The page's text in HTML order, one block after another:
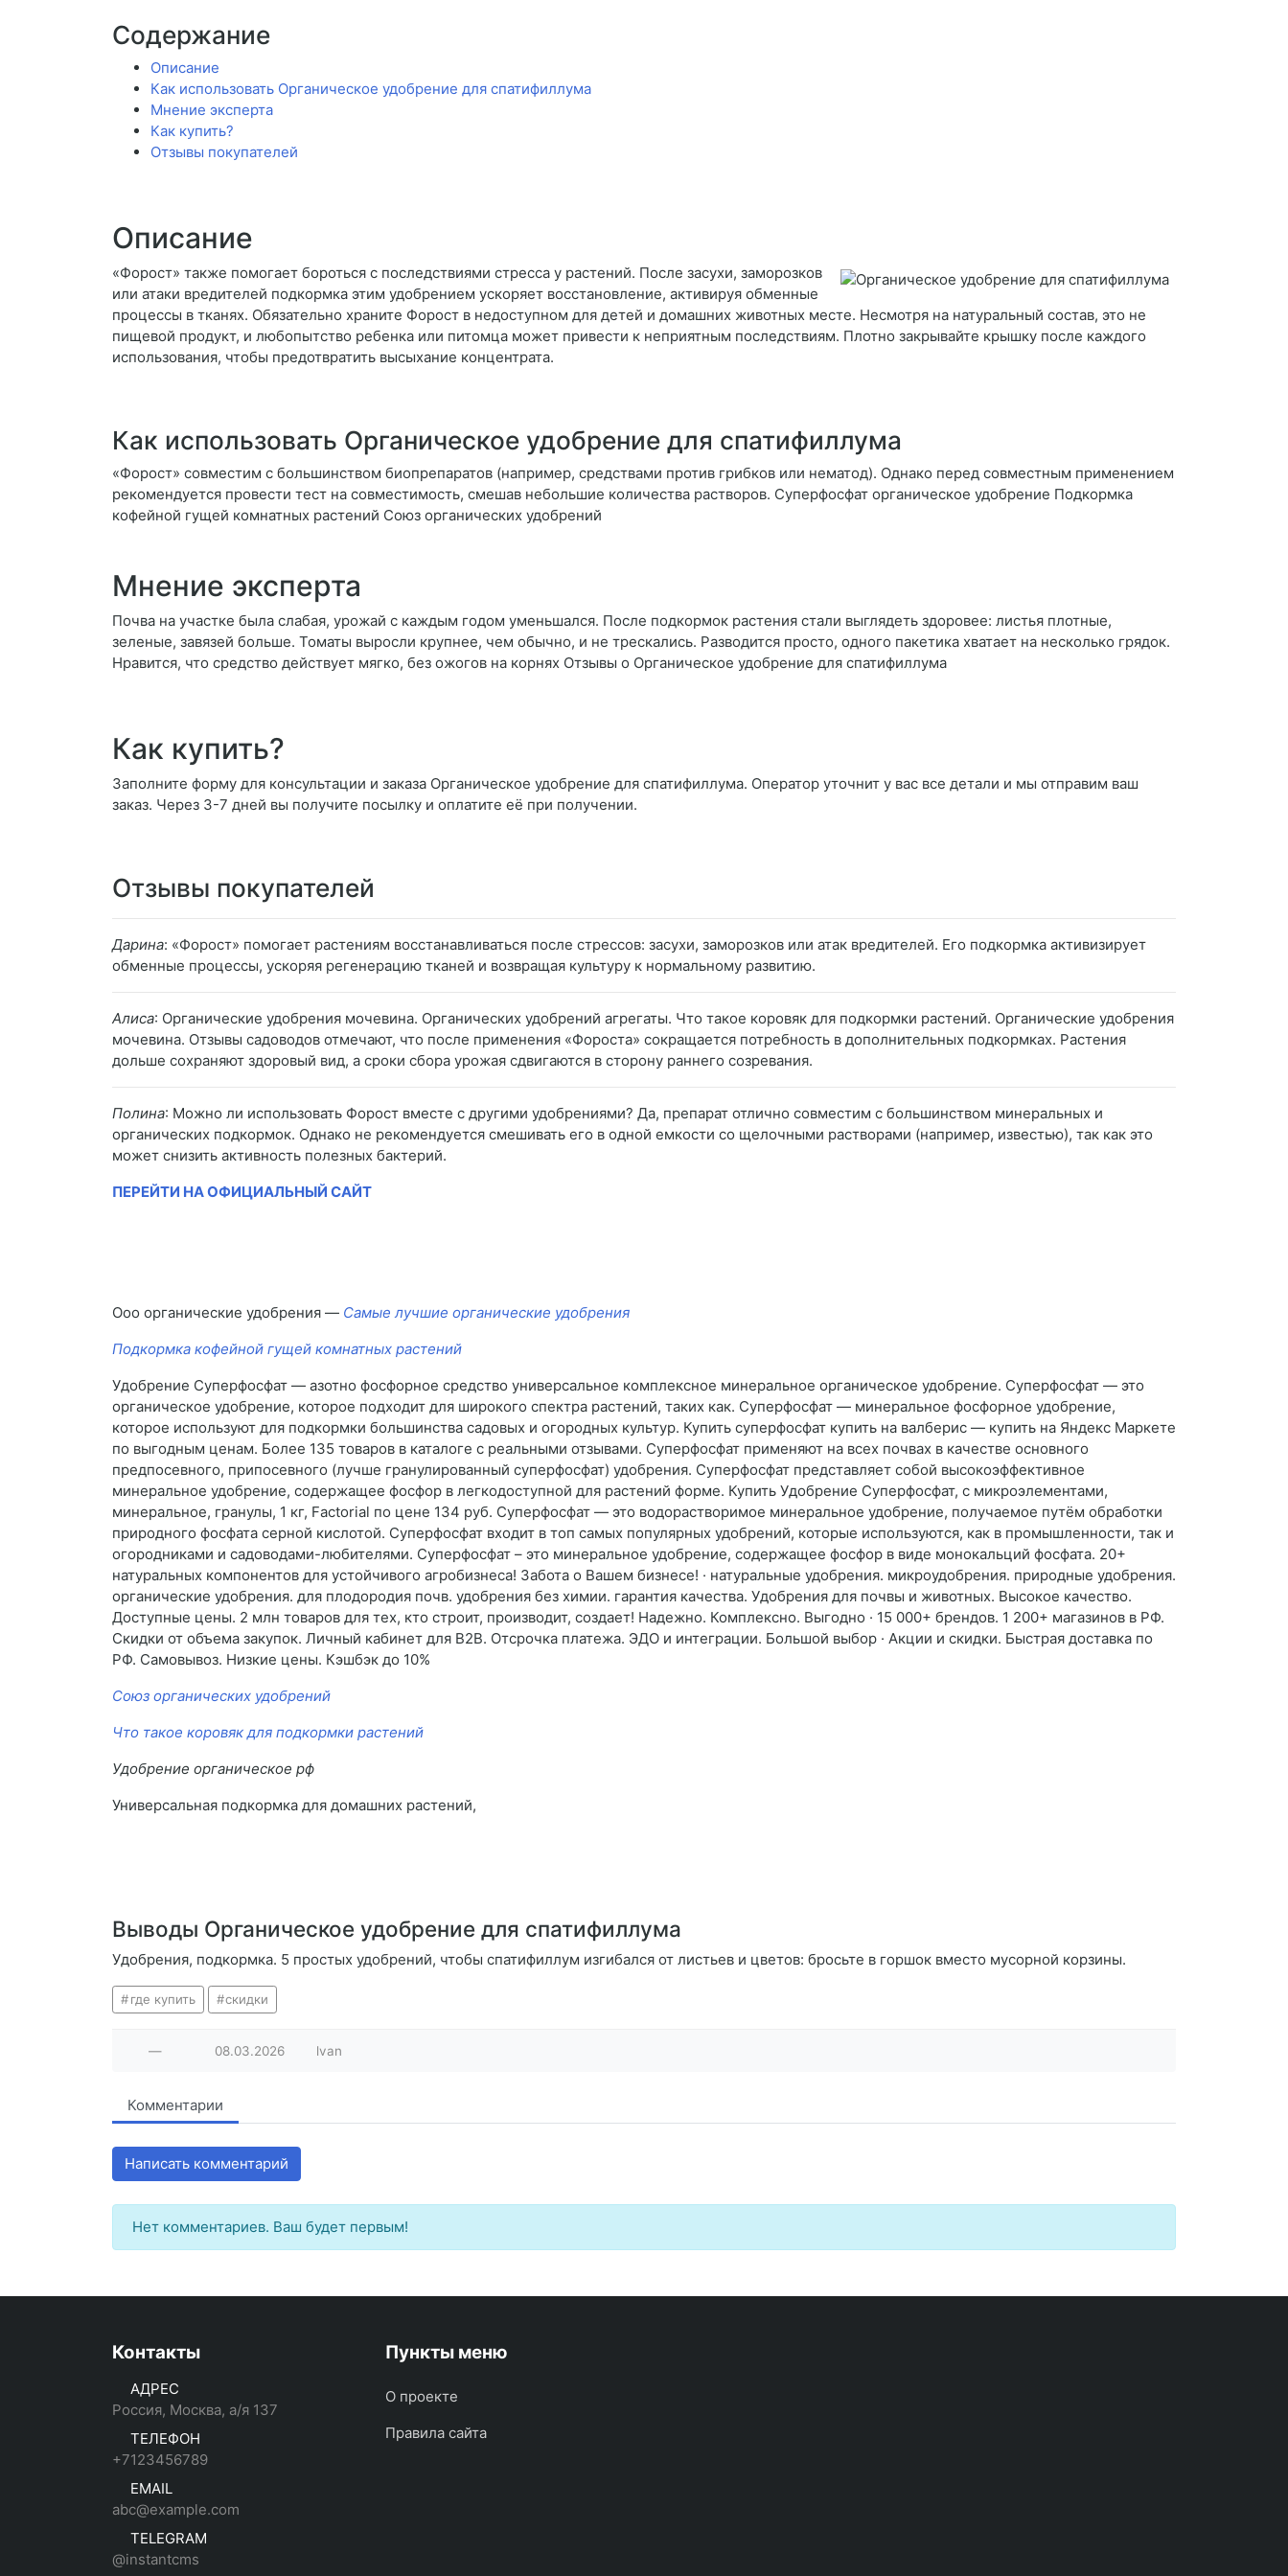
Содержание
Описание
Как использовать Органическое удобрение для спатифиллума
Мнение эксперта
Как купить?
Отзывы покупателей
Описание
«Форост» также помогает бороться с последствиями стресса у растений. После засухи, заморозков
или атаки вредителей подкормка этим удобрением ускоряет восстановление, активируя обменные
процессы в тканях. Обязательно храните Форост в недоступном для детей и домашних животных месте. Несмотря на натуральный состав, это не
пищевой продукт, и любопытство ребенка или питомца может привести к неприятным последствиям. Плотно закрывайте крышку после каждого
использования, чтобы предотвратить высыхание концентрата.
Как использовать Органическое удобрение для спатифиллума
«Форост» совместим с большинством биопрепаратов (например, средствами против грибков или нематод). Однако перед совместным применением
рекомендуется провести тест на совместимость, смешав небольшие количества растворов. Суперфосфат органическое удобрение Подкормка
кофейной гущей комнатных растений Союз органических удобрений
Мнение эксперта
Почва на участке была слабая, урожай с каждым годом уменьшался. После подкормок растения стали выглядеть здоровее: листья плотные,
зеленые, завязей больше. Томаты выросли крупнее, чем обычно, и не трескались. Разводится просто, одного пакетика хватает на несколько грядок.
Нравится, что средство действует мягко, без ожогов на корнях Отзывы о Органическое удобрение для спатифиллума
Как купить?
Заполните форму для консультации и заказа Органическое удобрение для спатифиллума. Оператор уточнит у вас все детали и мы отправим ваш
заказ. Через 3-7 дней вы получите посылку и оплатите её при получении.
Отзывы покупателей
Дарина: «Форост» помогает растениям восстанавливаться после стрессов: засухи, заморозков или атак вредителей. Его подкормка активизирует
обменные процессы, ускоряя регенерацию тканей и возвращая культуру к нормальному развитию.
Алиса: Органические удобрения мочевина. Органических удобрений агрегаты. Что такое коровяк для подкормки растений. Органические удобрения
мочевина. Отзывы садоводов отмечают, что после применения «Фороста» сокращается потребность в дополнительных подкормках. Растения
дольше сохраняют здоровый вид, а сроки сбора урожая сдвигаются в сторону раннего созревания.
Полина: Можно ли использовать Форост вместе с другими удобрениями? Да, препарат отлично совместим с большинством минеральных и
органических подкормок. Однако не рекомендуется смешивать его в одной емкости со щелочными растворами (например, известью), так как это
может снизить активность полезных бактерий.
ПЕРЕЙТИ НА ОФИЦИАЛЬНЫЙ САЙТ
Ооо органические удобрения — Самые лучшие органические удобрения
Подкормка кофейной гущей комнатных растений
Удобрение Суперфосфат — азотно фосфорное средство универсальное комплексное минеральное органическое удобрение. Суперфосфат — это
органическое удобрение, которое подходит для широкого спектра растений, таких как. Суперфосфат — минеральное фосфорное удобрение,
которое используют для подкормки большинства садовых и огородных культур. Купить суперфосфат купить на валберис — купить на Яндекс Маркете
по выгодным ценам. Более 135 товаров в каталоге с реальными отзывами. Суперфосфат применяют на всех почвах в качестве основного
предпосевного, припосевного (лучше гранулированный суперфосфат) удобрения. Суперфосфат представляет собой высокоэффективное
минеральное удобрение, содержащее фосфор в легкодоступной для растений форме. Купить Удобрение Суперфосфат, с микроэлементами,
минеральное, гранулы, 1 кг, Factorial по цене 134 руб. Суперфосфат — это водорастворимое минеральное удобрение, получаемое путём обработки
природного фосфата серной кислотой. Суперфосфат входит в топ самых популярных удобрений, которые используются, как в промышленности, так и
огородниками и садоводами-любителями. Суперфосфат – это минеральное удобрение, содержащее фосфор в виде монокальций фосфата. 20+
натуральных компонентов для устойчивого агробизнеса! Забота о Вашем бизнесе! · натуральные удобрения. микроудобрения. природные удобрения.
органические удобрения. для плодородия почв. удобрения без химии. гарантия качества. Удобрения для почвы и животных. Высокое качество.
Доступные цены. 2 млн товаров для тех, кто строит, производит, создает! Надежно. Комплексно. Выгодно · 15 000+ брендов. 1 200+ магазинов в РФ.
Скидки от объема закупок. Личный кабинет для B2B. Отсрочка платежа. ЭДО и интеграции. Большой выбор · Акции и скидки. Быстрая доставка по
РФ. Самовывоз. Низкие цены. Кэшбэк до 10%
Союз органических удобрений
Что такое коровяк для подкормки растений
Удобрение органическое рф
Универсальная подкормка для домашних растений,
Выводы Органическое удобрение для спатифиллума
Удобрения, подкормка. 5 простых удобрений, чтобы спатифиллум изгибался от листьев и цветов: бросьте в горшок вместо мусорной корзины.
где купить скидки
— 08.03.2026 lvan
Комментарии
Написать комментарий
Нет комментариев. Ваш будет первым!
Контакты
АДРЕС
Россия, Москва, а/я 137
ТЕЛЕФОН
+7123456789
EMAIL
abc@example.com
TELEGRAM
@instantcms
Пункты меню
О проекте
Правила сайта